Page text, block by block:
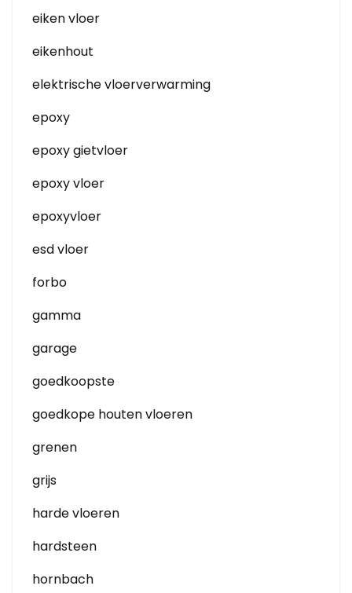
eiken vloer
eikenhout
elektrische vloerverwarming
epoxy
epoxy gietvloer
epoxy vloer
epoxyvloer
esd vloer
forbo
gamma
garage
goedkoopste
goedkope houten vloeren
grenen
grijs
harde vloeren
hardsteen
hornbach